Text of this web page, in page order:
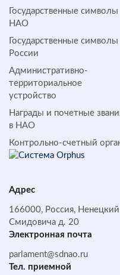
Государственные символы
НАО
Государственные символы
России
Административно-
территориальное
устройство
Награды и почетные
в НАО
Контрольно-счетный
Адрес
166000, Россия,
Смидовича д. 20
Электронная почта
parlament@sdnao.ru
Тел. приемной